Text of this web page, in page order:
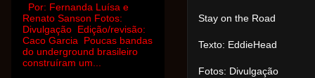
Stay on the Road
Texto: EddieHead
Fotos: Divulgação
Por: Fernanda Luísa e
Renato Sanson Fotos:
Divulgação Edição/revisão:
Caco Garcia Poucas bandas
do underground brasileiro
construíram um...